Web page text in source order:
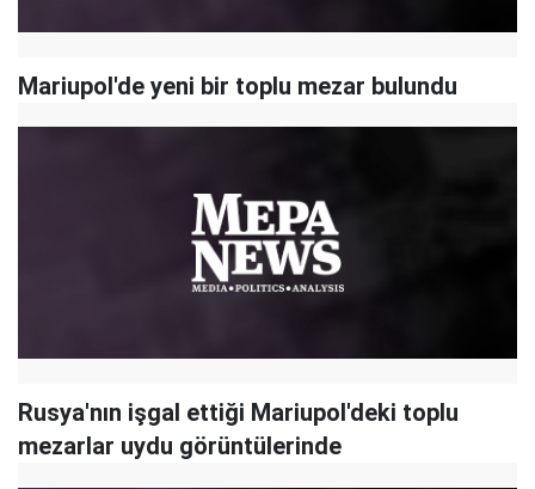
Mariupol'de yeni bir toplu mezar bulundu
Rusya'nın işgal ettiği Mariupol'deki toplu
mezarlar uydu görüntülerinde